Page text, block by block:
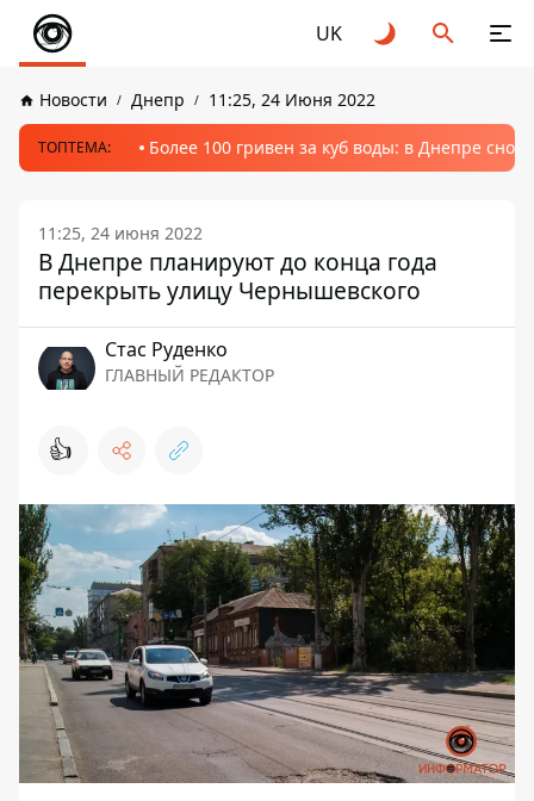
UK
Новости Днепр 11:25, 24 Июня 2022
ТОПТЕМА: Более 100 гривен за куб воды: в Днепре
11:25, 24 июня 2022
В Днепре планируют до конца года
перекрыть улицу Чернышевского
Стаc Руденко
ГЛАВНЫЙ РЕДАКТОР
👍